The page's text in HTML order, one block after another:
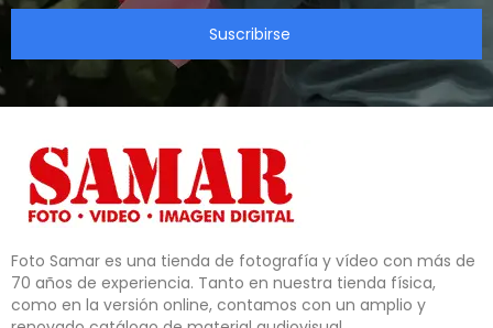
Suscribirse
Foto Samar es una tienda de fotografía y vídeo con más de
70 años de experiencia. Tanto en nuestra tienda física,
como en la versión online, contamos con un amplio y